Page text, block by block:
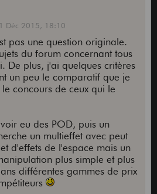
Déc 2015, 18:10
pas une question originale.
du forum concernant tous
De plus, j'ai quelques critères
un peu le comparatif que je
concours de ceux qui le
eu des POD, puis un
un multieffet avec peut
d'effets de l'espace mais un
plus simple et plus
différentes gammes de prix